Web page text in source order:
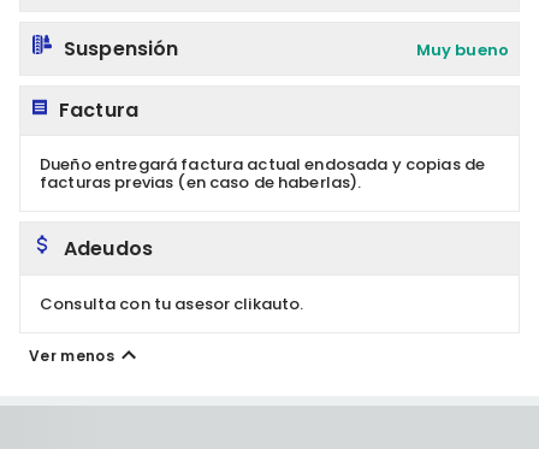
Suspensión Muy bueno
Factura
Dueño entregará factura actual endosada y copias de
facturas previas (en caso de haberlas).
Adeudos
Consulta con tu asesor clikauto.
Ver menos